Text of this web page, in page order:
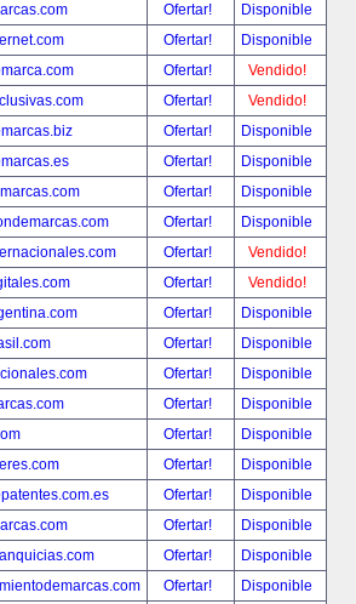
Ofertar!
Disponible
Ofertar!
Disponible
Ofertar!
Vendido!
Ofertar!
Vendido!
Ofertar!
Disponible
Ofertar!
Disponible
Ofertar!
Disponible
Ofertar!
Disponible
Ofertar!
Vendido!
Ofertar!
Vendido!
Ofertar!
Disponible
Ofertar!
Disponible
Ofertar!
Disponible
Ofertar!
Disponible
Ofertar!
Disponible
Ofertar!
Disponible
Ofertar!
Disponible
Ofertar!
Disponible
Ofertar!
Disponible
Ofertar!
Disponible